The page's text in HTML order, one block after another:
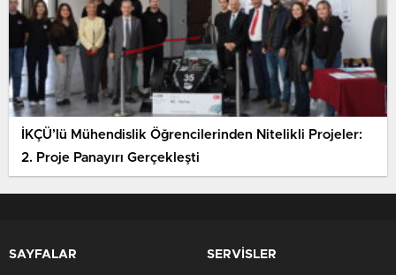
İKÇÜ’lü Mühendislik Öğrencilerinden Nitelikli Projeler:
2. Proje Panayırı Gerçekleşti
SAYFALAR SERVİSLER